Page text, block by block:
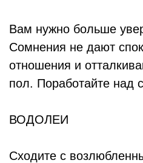
Вам нужно больше
Сомнения не дают
отношения и
пол. Поработайте над
ВОДОЛЕИ
Сходите с